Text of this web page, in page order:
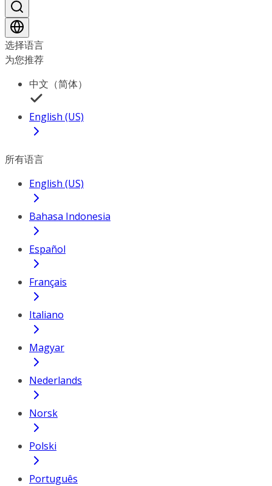
选择语言
为您推荐
中文（简体）
English (US)
所有语言
English (US)
Bahasa Indonesia
Español
Français
Italiano
Magyar
Nederlands
Norsk
Polski
Português